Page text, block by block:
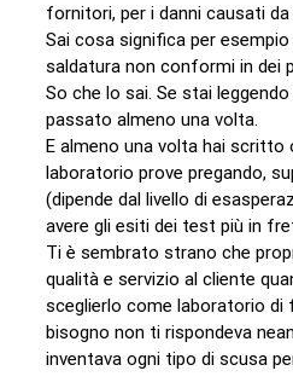
fornitori, per i danni causati
Sai cosa significa per
saldatura non conformi in dei
So che lo sai. Se stai
passato almeno una volta.
E almeno una volta hai
laboratorio prove pregando,
(dipende dal livello di
avere gli esiti dei test più in
Ti è sembrato strano che
qualità e servizio al cliente
sceglierlo come laboratorio di
bisogno non ti rispondeva
inventava ogni tipo di scusa